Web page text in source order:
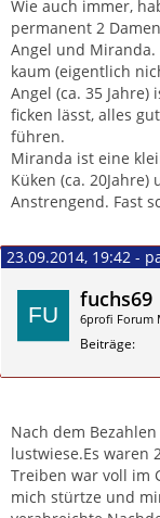
Wie auch immer,
permanent 2
Angel und
kaum (eigentlich
Angel (ca. 35
ficken lässt, alles
führen.
Miranda ist eine
Küken (ca.
Anstrengend. Fast
23.09.2014, 19:42 -
fuchs69
6profi Forum
Beiträge
Nach dem
lustwiese.Es waren
Treiben war voll im
mich stürtze und